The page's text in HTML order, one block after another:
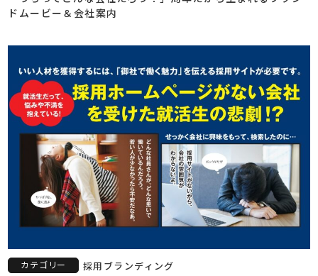
ドムービー＆会社案内
カテゴリー 採用ブランディング